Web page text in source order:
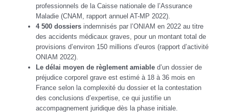
professionnels de la Caisse nationale de l’Assurance
Maladie (CNAM, rapport annuel AT-MP 2022).
4 500 dossiers indemnisés par l’ONIAM en 2022 au titre
des accidents médicaux graves, pour un montant total de
provisions d’environ 150 millions d’euros (rapport d’activité
ONIAM 2022).
Le délai moyen de règlement amiable d’un dossier de
préjudice corporel grave est estimé à 18 à 36 mois en
France selon la complexité du dossier et la contestation
des conclusions d’expertise, ce qui justifie un
accompagnement juridique dès la phase initiale.